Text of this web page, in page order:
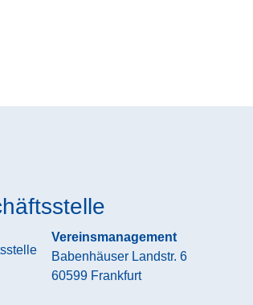
Vereinsmanagement
Babenhäuser Landstr. 6
60599 Frankfurt